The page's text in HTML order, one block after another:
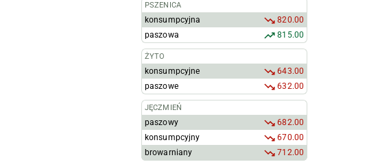
PSZENICA
konsumpcyjna
820.00
paszowa
815.00
ŻYTO
konsumpcyjne
643.00
paszowe
632.00
JĘCZMIEŃ
paszowy
682.00
konsumpcyjny
670.00
browarniany
712.00